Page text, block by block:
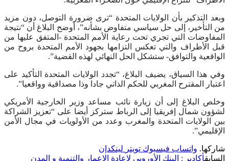
وبعد التذكير بأن الولايات المتحدة “ترى ضرورة التوصل، دون مزيد
من التأخير، إلى حل سياسي متفاوض بشأنه”، أوضح البلاغ أن “نتيجة
المفاوضات التي تجري تحت رعاية الأمم المتحدة -المتفق عليها من
قبل الأطراف والتي تعكس التزامها بجهود الأمم المتحدة بروح من
الواقعية والتوافق- ستشكل الحل النهائي لهذه القضية”.
وفي هذا السياق، يضيف البلاغ، “تجدد الولايات المتحدة التأكيد على
اعتبار المقترح المغربي للحكم الذاتي جادا وذا مصداقية وواقعيا”.
وخلص البلاغ إلى أن زيارة نائب مساعد وزير الخارجية الأمريكي
لشؤون شمال إفريقيا إلى الرباط ستركز أيضا على “تعزيز الشراكة
بين الولايات المتحدة والمغرب وعدد من الأولويات في مجال الأمن
الإقليمي”.
شاركها. واتساب فيسبوك تويتر لينكدإن
السابقأكادير : البنك الأوروبي لإعادة الإعمار والتنمية و المدن